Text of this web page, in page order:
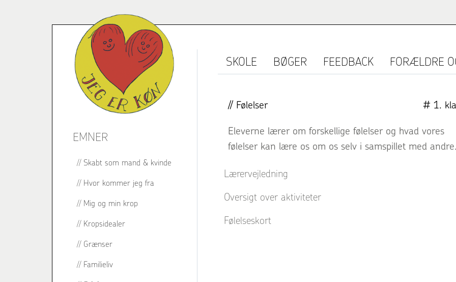
SKOLE BØGER FEEDBACK FORÆLDRE
// Følelser
# 1.
Eleverne lærer om forskellige følelser og hvad vores
følelser kan lære os om os selv i samspillet med
Lærervejledning
Oversigt over aktiviteter
Følelseskort
EMNER
Skabt som mand & kvinde
Hvor kommer jeg fra
Mig og min krop
Kropsidealer
Grænser
Familieliv